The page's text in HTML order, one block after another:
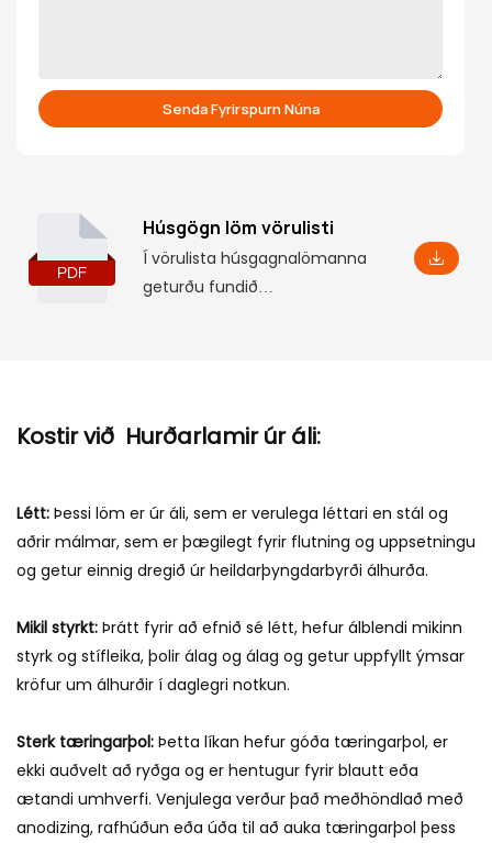
Senda Fyrirspurn Núna
Húsgögn löm vörulisti
Í vörulista húsgagnalömanna
geturðu fundið
hjálpa þér að skilja þær
Kostir við Hurðarlamir úr áli:
Létt: Þessi löm er úr áli, sem er verulega léttari en stál og
aðrir málmar, sem er þægilegt fyrir flutning og uppsetningu
og getur einnig dregið úr heildarþyngdarbyrði álhurða.
Mikil styrkt: Þrátt fyrir að efnið sé létt, hefur álblendi mikinn
styrk og stífleika, þolir álag og álag og getur uppfyllt ýmsar
kröfur um álhurðir í daglegri notkun.
Sterk tæringarþol: Þetta líkan hefur góða tæringarþol, er
ekki auðvelt að ryðga og er hentugur fyrir blautt eða
ætandi umhverfi. Venjulega verður það meðhöndlað með
anodizing, rafhúðun eða úða til að auka tæringarþol þess